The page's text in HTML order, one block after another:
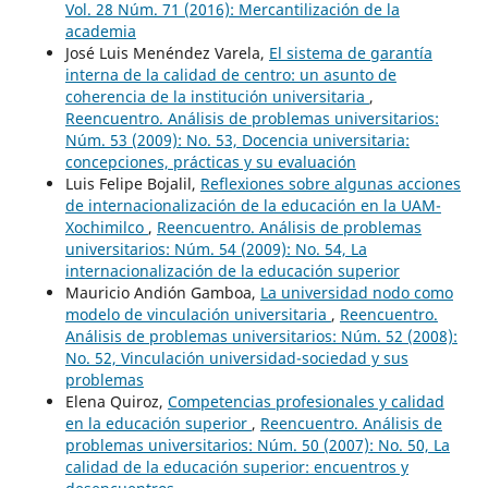
Vol. 28 Núm. 71 (2016): Mercantilización de la
academia
José Luis Menéndez Varela, El sistema de garantía
interna de la calidad de centro: un asunto de
coherencia de la institución universitaria ,
Reencuentro. Análisis de problemas universitarios:
Núm. 53 (2009): No. 53, Docencia universitaria:
concepciones, prácticas y su evaluación
Luis Felipe Bojalil, Reflexiones sobre algunas acciones
de internacionalización de la educación en la UAM-
Xochimilco , Reencuentro. Análisis de problemas
universitarios: Núm. 54 (2009): No. 54, La
internacionalización de la educación superior
Mauricio Andión Gamboa, La universidad nodo como
modelo de vinculación universitaria , Reencuentro.
Análisis de problemas universitarios: Núm. 52 (2008):
No. 52, Vinculación universidad-sociedad y sus
problemas
Elena Quiroz, Competencias profesionales y calidad
en la educación superior , Reencuentro. Análisis de
problemas universitarios: Núm. 50 (2007): No. 50, La
calidad de la educación superior: encuentros y